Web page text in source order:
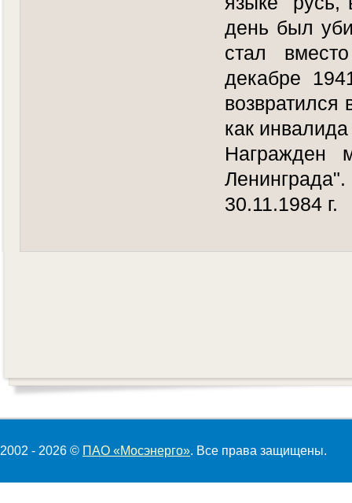
день был
стал вместо
декабре
как
Награжден
30.11.1984 г.
2002 - 2026 © ПАО «Мосэнерго». Все права защищены.